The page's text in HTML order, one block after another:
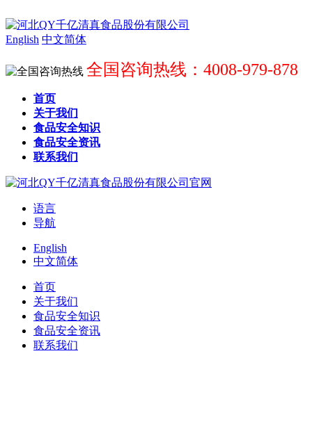
English 中文简体
全国咨询热线：4008-979-878
首页
关于我们
食品安全知识
食品安全资讯
联系我们
语言
导航
English
中文简体
首页
关于我们
食品安全知识
食品安全资讯
联系我们